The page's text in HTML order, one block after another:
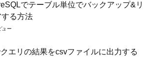
でテーブル単位でバックアップ&リ
する方法
ュー
エリの結果をcsvファイルに出力する